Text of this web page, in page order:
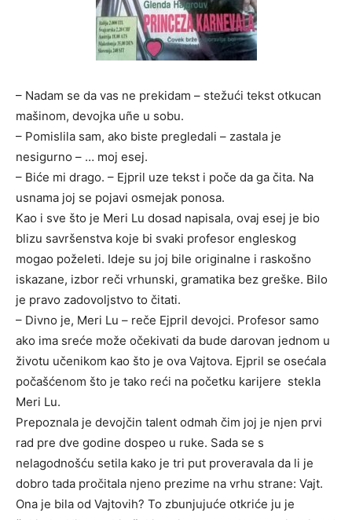
– Nadam se da vas ne prekidam – stežući tekst otkucan
mašinom, devojka uñe u sobu.
– Pomislila sam, ako biste pregledali – zastala je
nesigurno – … moj esej.
– Biće mi drago. – Ejpril uze tekst i poče da ga čita. Na
usnama joj se pojavi osmejak ponosa.
Kao i sve što je Meri Lu dosad napisala, ovaj esej je bio
blizu savršenstva koje bi svaki profesor engleskog
mogao poželeti. Ideje su joj bile originalne i raskošno
iskazane, izbor reči vrhunski, gramatika bez greške. Bilo
je pravo zadovoljstvo to čitati.
– Divno je, Meri Lu – reče Ejpril devojci. Profesor samo
ako ima sreće može očekivati da bude darovan jednom u
životu učenikom kao što je ova Vajtova. Ejpril se osećala
počašćenom što je tako reći na početku karijere stekla
Meri Lu.
Prepoznala je devojčin talent odmah čim joj je njen prvi
rad pre dve godine dospeo u ruke. Sada se s
nelagodnošću setila kako je tri put proveravala da li je
dobro tada pročitala njeno prezime na vrhu strane: Vajt.
Ona je bila od Vajtovih? To zbunjujuće otkriće ju je